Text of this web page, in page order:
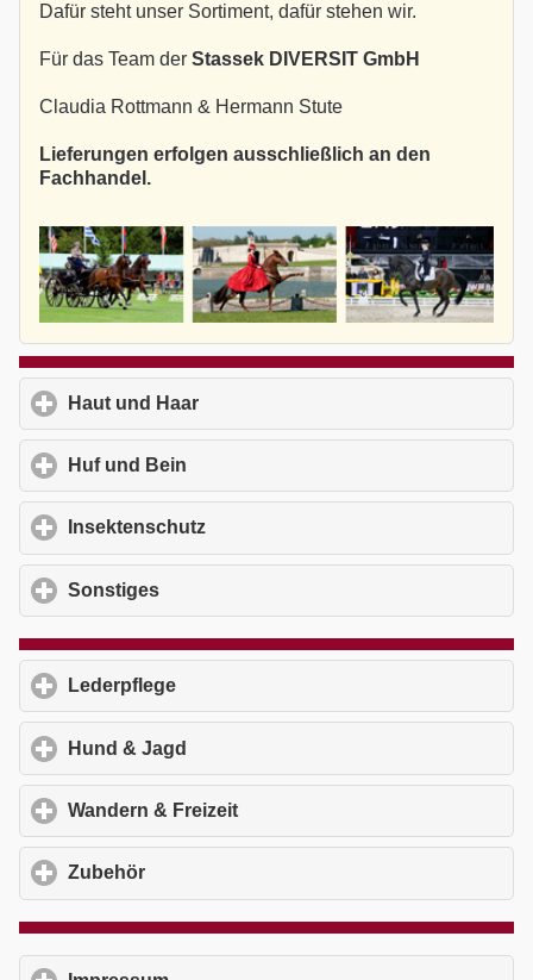
Dafür steht unser Sortiment, dafür stehen wir.
Für das Team der Stassek DIVERSIT GmbH
Claudia Rottmann & Hermann Stute
Lieferungen erfolgen ausschließlich an den
Fachhandel.
Haut und Haar
Huf und Bein
Insektenschutz
Sonstiges
Lederpflege
Hund & Jagd
Wandern & Freizeit
Zubehör